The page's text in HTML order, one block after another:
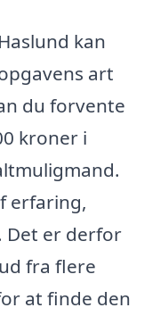
kan
art
du forvente
kroner i
erfaring,
Det er derfor
fra flere
at finde den